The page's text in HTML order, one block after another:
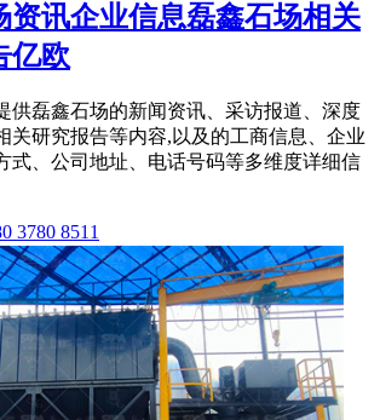
资讯企业信息磊鑫石场相关
亿欧
供磊鑫石场的新闻资讯、采访报道、深度
关研究报告等内容,以及的工商信息、企业
式、公司地址、电话号码等多维度详细信
3780 8511